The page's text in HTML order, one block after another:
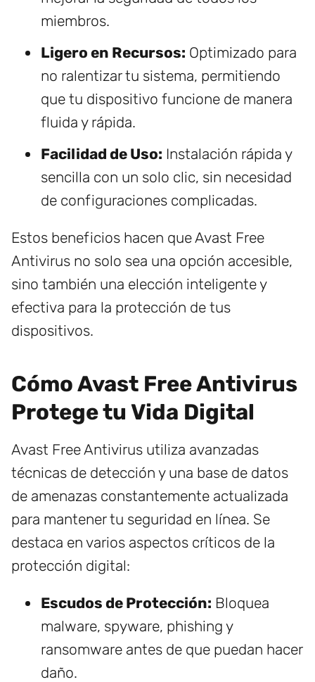
miembros.
Ligero en Recursos: Optimizado para
no ralentizar tu sistema, permitiendo
que tu dispositivo funcione de manera
fluida y rápida.
Facilidad de Uso: Instalación rápida y
sencilla con un solo clic, sin necesidad
de configuraciones complicadas.
Estos beneficios hacen que Avast Free
Antivirus no solo sea una opción accesible,
sino también una elección inteligente y
efectiva para la protección de tus
dispositivos.
Cómo Avast Free Antivirus
Protege tu Vida Digital
Avast Free Antivirus utiliza avanzadas
técnicas de detección y una base de datos
de amenazas constantemente actualizada
para mantener tu seguridad en línea. Se
destaca en varios aspectos críticos de la
protección digital:
Escudos de Protección: Bloquea
malware, spyware, phishing y
ransomware antes de que puedan hacer
daño.